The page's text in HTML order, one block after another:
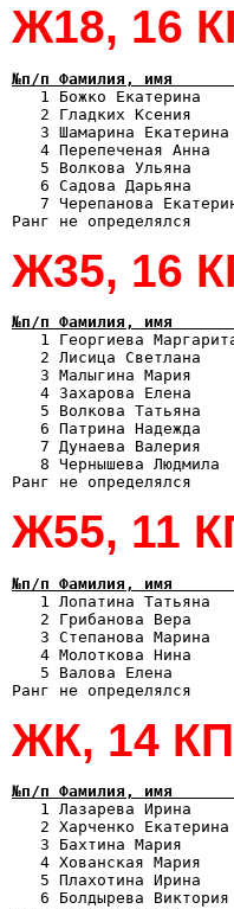
Ж18, 16
№п/п Фамилия, имя
1 Божко Екатерина
2 Гладких Ксения
3 Шамарина
4 Перепеченая Анна
5 Волкова Ульяна
6 Садова Дарьяна
7 Черепанова
Ж35, 16
№п/п Фамилия, имя
1 Георгиева
2 Лисица Светлана
3 Малыгина Мария
4 Захарова Елена
5 Волкова Татьяна
6 Патрина Надежда
7 Дунаева
8 Чернышева
Ж55, 11
№п/п Фамилия, имя
1 Лопатина
2 Грибанова Вера
3 Степанова Марина
4 Молоткова Нина
5 Валова Елена
ЖК, 14
№п/п Фамилия, имя
1 Лазарева Ирина
2 Харченко
3 Бахтина Мария
4 Хованская Мария
5 Плахотина Ирина
6 Болдырева